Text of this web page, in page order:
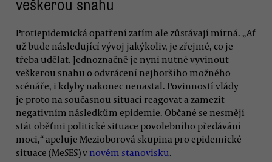
veškerou snahu
Protiepidemická opatření zatím ale zůstávají mírná. „Ať
už bude následující vývoj jakýkoliv, je zřejmé, co je
třeba udělat. Jednoznačně je nyní nutné vyvinout
veškerou snahu o odvrácení nejhoršího možného
scénáře, i kdyby nakonec nenastal. Povinností vlády
je proto na současnou situaci reagovat a zamezit
negativním následkům epidemie. Občané se nesmějí
stát oběťmi politické situace povolebního předávání
moci,“ apeluje Mezioborová skupina pro epidemické
situace (MeSES) v novém stanovisku.